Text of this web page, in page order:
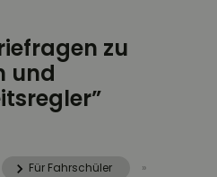
zu
und
Für Fahrschüler »